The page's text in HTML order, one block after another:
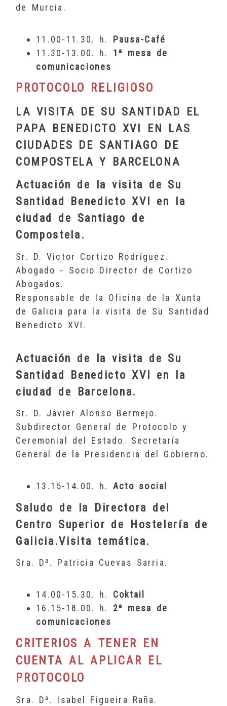
de Murcia.
11.00-11.30. h.
Pausa-Café
11.30-13.00. h.
1ª mesa de
comunicaciones
PROTOCOLO RELIGIOSO
LA VISITA DE SU SANTIDAD EL
PAPA BENEDICTO XVI EN LAS
CIUDADES DE SANTIAGO DE
COMPOSTELA Y BARCELONA
Actuación de la visita de Su
Santidad Benedicto XVI en la
ciudad de Santiago de
Compostela.
Sr. D. Victor Cortizo Rodríguez.
Abogado - Socio Director de Cortizo
Abogados.
Responsable de la Oficina de la Xunta
de Galicia para la visita de Su Santidad
Benedicto XVI.
Actuación de la visita de Su
Santidad Benedicto XVI en la
ciudad de Barcelona.
Sr. D. Javier Alonso Bermejo.
Subdirector General de Protocolo y
Ceremonial del Estado. Secretaría
General de la Presidencia del Gobierno.
13.15-14.00. h. Acto social
Saludo de la Directora del
Centro Superior de Hostelería de
Galicia.Visita temática.
Sra. Dª. Patricia Cuevas Sarria.
14.00-15.30. h. Coktail
16.15-18.00. h. 2ª mesa de
comunicaciones
CRITERIOS A TENER EN
CUENTA AL APLICAR EL
PROTOCOLO
Sra. Dª. Isabel Figueira Raña.